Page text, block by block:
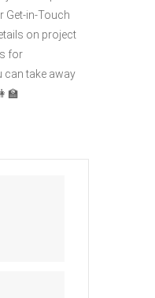
Get-in-Touch
on project
for
can take away